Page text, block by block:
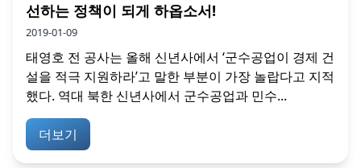
선하는 정책이 되게 하옵소서!
2019-01-09
태영호 전 공사는 올해 신년사에서 ‘군수공업이 경제 건
설을 적극 지원하라’고 말한 부분이 가장 놀랍다고 지적
했다. 역대 북한 신년사에서 군수공업과 민수...
더보기